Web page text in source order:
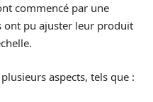
commencé par une
ont pu ajuster leur produit
aspects, tels que :